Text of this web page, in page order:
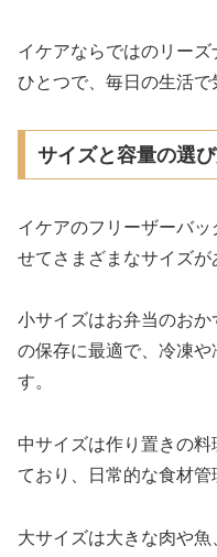
イケアならではのリー
ひとつで、毎日の生活で
サイズと容量の選
イケアのフリーザーバ
せてさまざまなサイズが
小サイズはお弁当のお
の保存に最適で、冷凍や
す。
中サイズは作り置きの
ており、日常的な食材管
大サイズは大きな肉や